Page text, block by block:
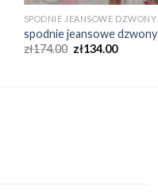
SPODNIE JEANSOWE DZWONY
spodnie jeansowe dzwony
zł174.00 zł134.00